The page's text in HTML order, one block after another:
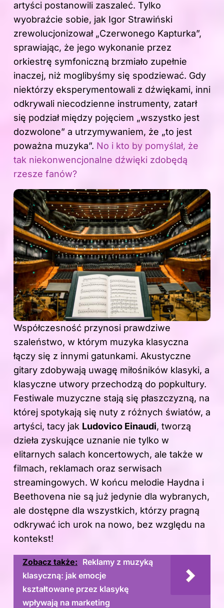
artyści postanowili zaszaleć. Tylko
wyobraźcie sobie, jak Igor Strawiński
zrewolucjonizował „Czerwonego Kapturka”,
sprawiając, że jego wykonanie przez
orkiestrę symfoniczną brzmiało zupełnie
inaczej, niż moglibyśmy się spodziewać. Gdy
niektórzy eksperymentowali z dźwiękami, inni
odkrywali niecodzienne instrumenty, zatarł
się podział między pojęciem „wszystko jest
dozwolone” a utrzymywaniem, że „to jest
poważna muzyka”. No i kto by pomyślał, że
tak niekonwencjonalne dźwięki zdobędą
rzesze fanów?
Współczesność przynosi prawdziwe
szaleństwo, w którym muzyka klasyczna
łączy się z innymi gatunkami. Akustyczne
gitary zdobywają uwagę miłośników klasyki, a
klasyczne utwory przechodzą do popkultury.
Festiwale muzyczne stają się płaszczyzną, na
której spotykają się nuty z różnych światów, a
artyści, tacy jak Ludovico Einaudi, tworzą
dzieła zyskujące uznanie nie tylko w
elitarnych salach koncertowych, ale także w
filmach, reklamach oraz serwisach
streamingowych. W końcu melodie Haydna i
Beethovena nie są już jedynie dla wybranych,
ale dostępne dla wszystkich, którzy pragną
odkrywać ich urok na nowo, bez względu na
kontekst!
Zobacz także: Reklamy z muzyką
klasyczną: jak emocje
kształtowane przez klasykę
wpływają na marketing